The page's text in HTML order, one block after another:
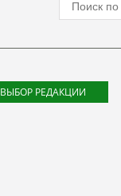
ВЫБОР РЕДАКЦИИ